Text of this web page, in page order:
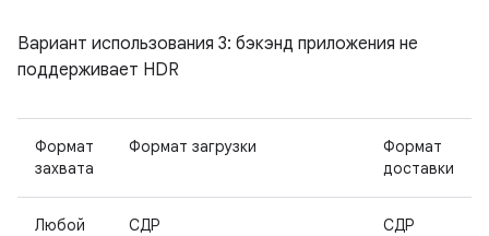
Вариант использования 3: бэкэнд приложения не
поддерживает HDR
Формат
захвата
Формат загрузки
Формат
доставки
Любой
СДР
СДР